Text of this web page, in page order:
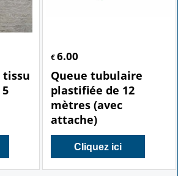
tissu
€6.00
Queue tubulaire
plastifiée de 12
mètres (avec
attache)
Cliquez ici